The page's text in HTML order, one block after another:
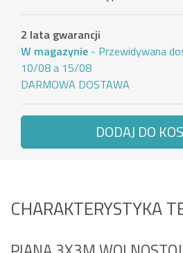
2 lata gwarancji
W magazynie - Przewidywana
10/08 a 15/08
DARMOWA DOSTAWA
DODAJ DO
CHARAKTERYSTYKA